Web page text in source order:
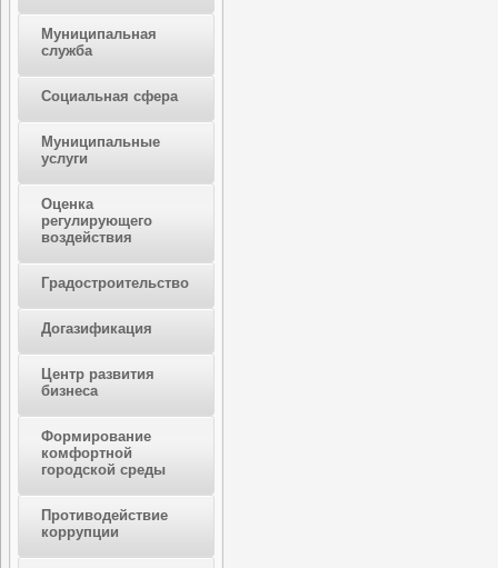
Муниципальная
служба
Социальная сфера
Муниципальные
услуги
Оценка
регулирующего
воздействия
Градостроительство
Догазификация
Центр развития
бизнеса
Формирование
комфортной
городской среды
Противодействие
коррупции